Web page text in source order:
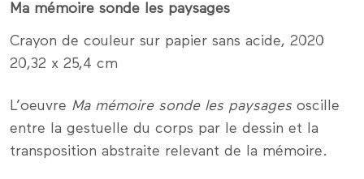
Ma mémoire sonde les paysages
Crayon de couleur sur papier sans acide, 2020
20,32 x 25,4 cm
L’oeuvre Ma mémoire sonde les paysages oscille
entre la gestuelle du corps par le dessin et la
transposition abstraite relevant de la mémoire.